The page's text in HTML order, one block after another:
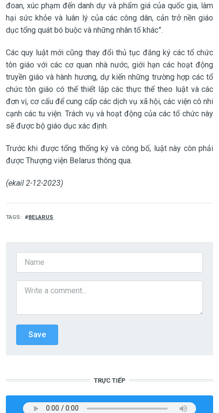
đoan, xúc phạm đến danh dự và phẩm giá của quốc gia, làm
hại sức khỏe và luân lý của các công dân, cản trở nền giáo
dục tổng quát bó buộc và những nhân tố khác”.
Các quy luật mới cũng thay đổi thủ tục đăng ký các tổ chức
tôn giáo với các cơ quan nhà nước, giới hạn các hoạt động
truyền giáo và hành hương, dự kiến những trường hợp các tổ
chức tôn giáo có thể thiết lập các thực thể theo luật và các
đơn vị, cơ cấu để cung cấp các dịch vụ xã hội, các viện cô nhi
cạnh các tu viện. Trách vụ và hoạt động của các tổ chức này
sẽ được bộ giáo dục xác định.
Trước khi được tổng thống ký và công bố, luật này còn phải
được Thượng viện Belarus thông qua.
(ekail 2-12-2023)
TAGS BELARUS
TRỰC TIẾP